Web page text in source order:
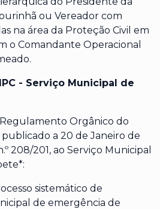
ou Vereador com
na área da Proteção Civil em
o Comandante Operacional
- Serviço Municipal de
Orgânico do
a 20 de Janeiro de
208/201, ao Serviço Municipal
sistemático de
de emergência de